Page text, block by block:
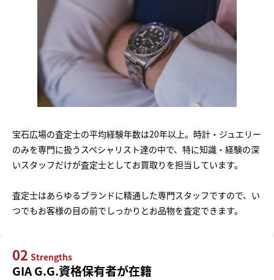
宝石広場の査定士の平均経験年数は20年以上。時計・ジュエリー
のみを専門に扱うスペシャリスト達の中で、特に知識・経験の深
いスタッフだけが査定士としてお買取りを担当しています。
査定士はあらゆるブランドに精通した専門スタッフですので、い
つでもお客様の目の前でしっかりとお品物を査定できます。
02 Strengths
GIA G.G.資格保有者が在籍